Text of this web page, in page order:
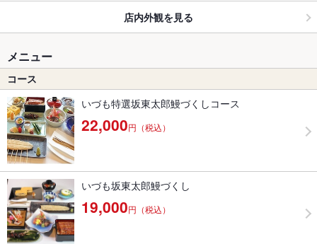
店内外観を見る
メニュー
コース
いづも特選坂東太郎鰻づくしコース
22,000円（税込）
いづも坂東太郎鰻づくし
19,000円（税込）